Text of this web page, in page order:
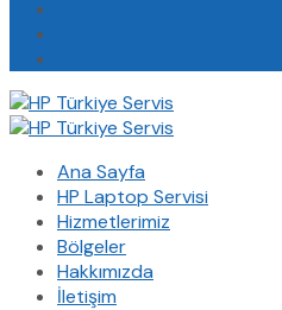
Ana Sayfa
HP Laptop Servisi
Hizmetlerimiz
Bölgeler
Hakkımızda
İletişim